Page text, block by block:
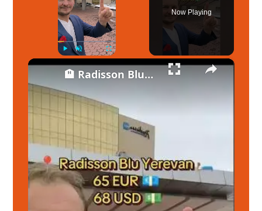
Now Playing
×
🏨 Radisson Blu Yerevan : Un séjour parfait avec une superbe piscine intérieure ! 🛏️🏊